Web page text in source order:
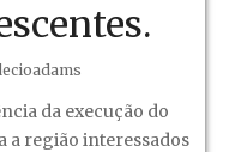
da execução do
a região interessados